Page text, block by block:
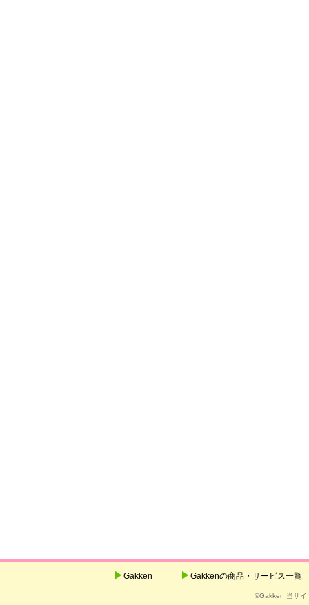
Gakken Gakkenの商品・サービス一覧
©Gakken 当サイ